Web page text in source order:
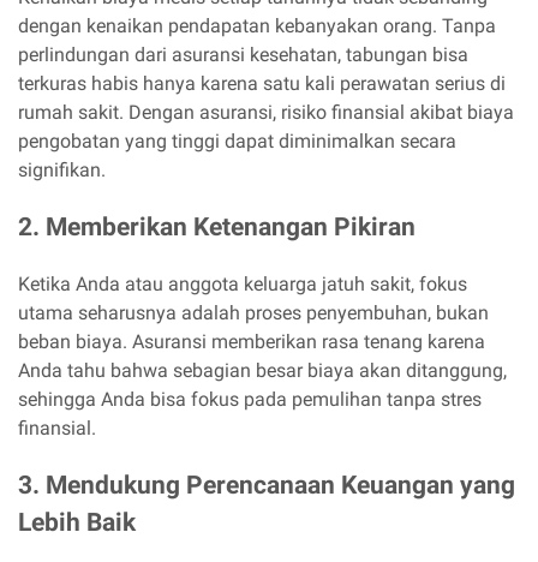
dengan kenaikan pendapatan kebanyakan orang. Tanpa
perlindungan dari asuransi kesehatan, tabungan bisa
terkuras habis hanya karena satu kali perawatan serius di
rumah sakit. Dengan asuransi, risiko finansial akibat biaya
pengobatan yang tinggi dapat diminimalkan secara
signifikan.
2. Memberikan Ketenangan Pikiran
Ketika Anda atau anggota keluarga jatuh sakit, fokus
utama seharusnya adalah proses penyembuhan, bukan
beban biaya. Asuransi memberikan rasa tenang karena
Anda tahu bahwa sebagian besar biaya akan ditanggung,
sehingga Anda bisa fokus pada pemulihan tanpa stres
finansial.
3. Mendukung Perencanaan Keuangan yang
Lebih Baik